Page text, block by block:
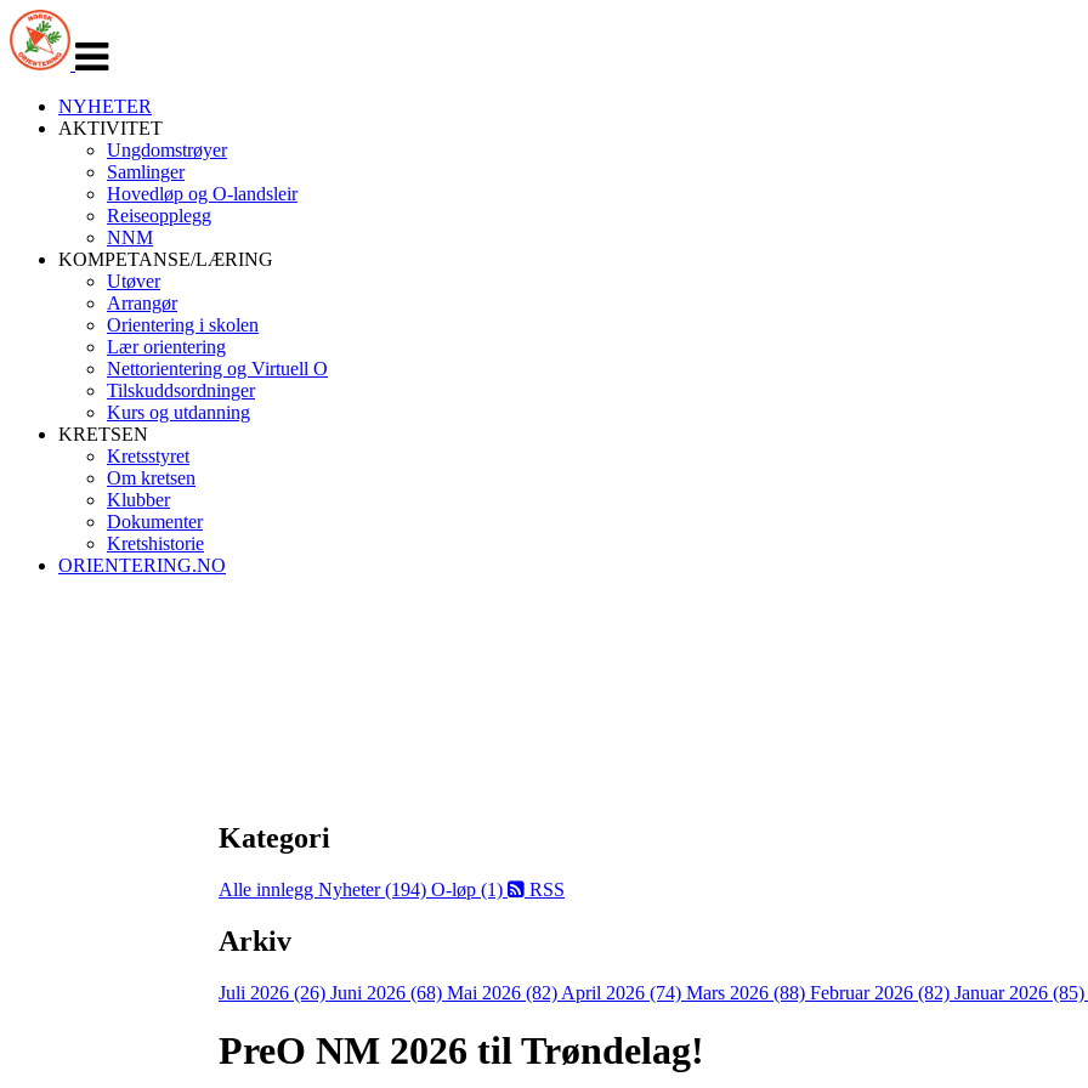
navigasjon
NYHETER
AKTIVITET
Ungdomstrøyer
Samlinger
Hovedløp og O-landsleir
Reiseopplegg
NNM
KOMPETANSE/LÆRING
Utøver
Arrangør
Orientering i skolen
Lær orientering
Nettorientering og Virtuell O
Tilskuddsordninger
Kurs og utdanning
KRETSEN
Kretsstyret
Om kretsen
Klubber
Dokumenter
Kretshistorie
ORIENTERING.NO
Kategori
Alle innlegg Nyheter (194) O-løp (1) RSS
Arkiv
Juli 2026 (26) Juni 2026 (68) Mai 2026 (82) April 2026 (74) Mars 2026 (88) Februar 2026 (82) Januar 2026 (85)
PreO NM 2026 til Trøndelag!